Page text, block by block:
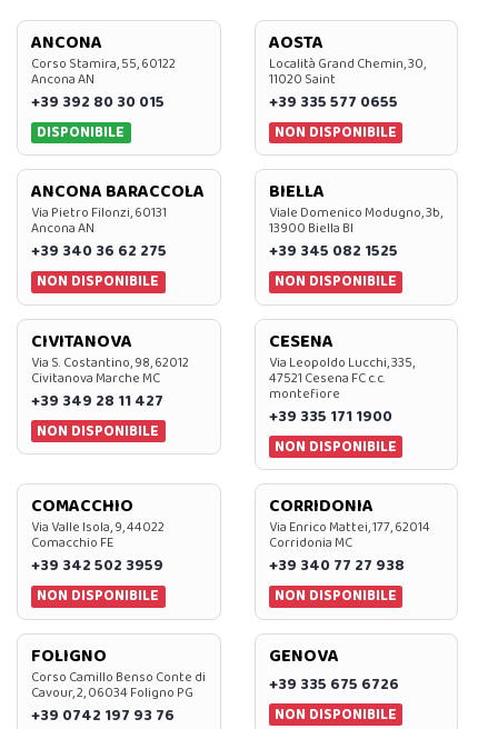
ANCONA
Corso Stamira, 55, 60122
Ancona AN
+39 392 80 30 015
DISPONIBILE
AOSTA
Località Grand Chemin, 30,
11020 Saint
+39 335 577 0655
NON DISPONIBILE
ANCONA BARACCOLA
Via Pietro Filonzi, 60131
Ancona AN
+39 340 36 62 275
NON DISPONIBILE
BIELLA
Viale Domenico Modugno, 3b,
13900 Biella BI
+39 345 082 1525
NON DISPONIBILE
CIVITANOVA
Via S. Costantino, 98, 62012
Civitanova Marche MC
+39 349 28 11 427
NON DISPONIBILE
CESENA
Via Leopoldo Lucchi, 335,
47521 Cesena FC c.c.
montefiore
+39 335 171 1900
NON DISPONIBILE
COMACCHIO
Via Valle Isola, 9, 44022
Comacchio FE
+39 342 502 3959
NON DISPONIBILE
CORRIDONIA
Via Enrico Mattei, 177, 62014
Corridonia MC
+39 340 77 27 938
NON DISPONIBILE
FOLIGNO
Corso Camillo Benso Conte di
Cavour, 2, 06034 Foligno PG
+39 0742 197 93 76
GENOVA
+39 335 675 6726
NON DISPONIBILE